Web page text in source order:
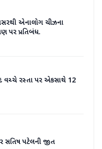
અસરથી એનાલોગ ચીઝના
પર પ્રતિબંધ.
વચ્ચે રસ્તા પર એકસાથે 12
સતિષ પટેલની જીત